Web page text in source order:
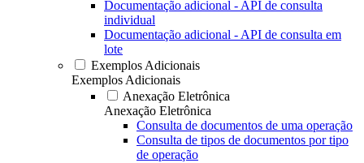
Documentação adicional - API de consulta
individual
Documentação adicional - API de consulta em
lote
Exemplos Adicionais
Exemplos Adicionais
Anexação Eletrônica
Anexação Eletrônica
Consulta de documentos de uma operação
Consulta de tipos de documentos por tipo
de operação